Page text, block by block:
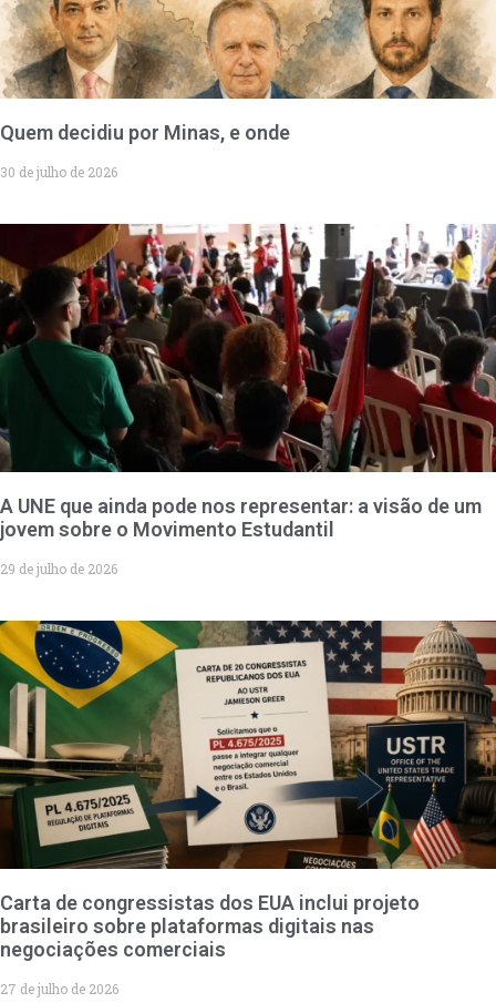
Quem decidiu por Minas, e onde
30 de julho de 2026
A UNE que ainda pode nos representar: a visão de um
jovem sobre o Movimento Estudantil
29 de julho de 2026
Carta de congressistas dos EUA inclui projeto
brasileiro sobre plataformas digitais nas
negociações comerciais
27 de julho de 2026